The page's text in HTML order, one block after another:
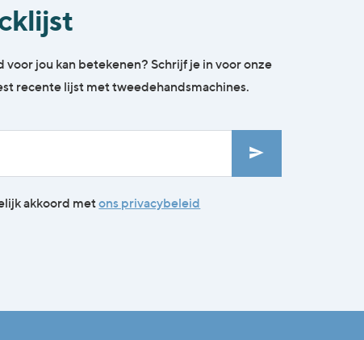
jou kan betekenen? Schrijf je in voor onze
recente lijst met tweedehandsmachines.
akkoord metons privacybeleid